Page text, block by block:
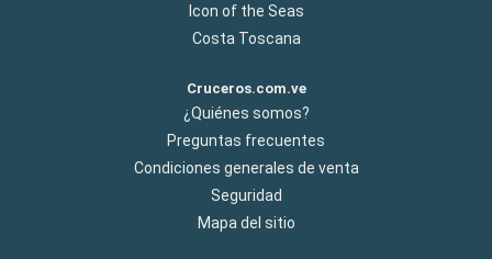
Icon of the Seas
Costa Toscana
Cruceros.com.ve
¿Quiénes somos?
Preguntas frecuentes
Condiciones generales de venta
Seguridad
Mapa del sitio